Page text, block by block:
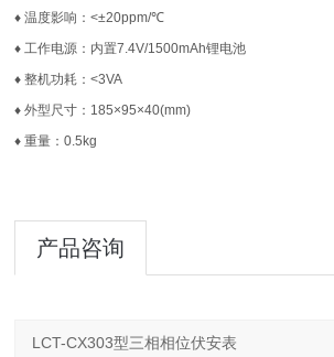
♦ 温度影响：<±20ppm/℃
♦ 工作电源：内置7.4V/1500mAh锂电池
♦ 整机功耗：<3VA
♦ 外型尺寸：185×95×40(mm)
♦ 重量：0.5kg
产品咨询